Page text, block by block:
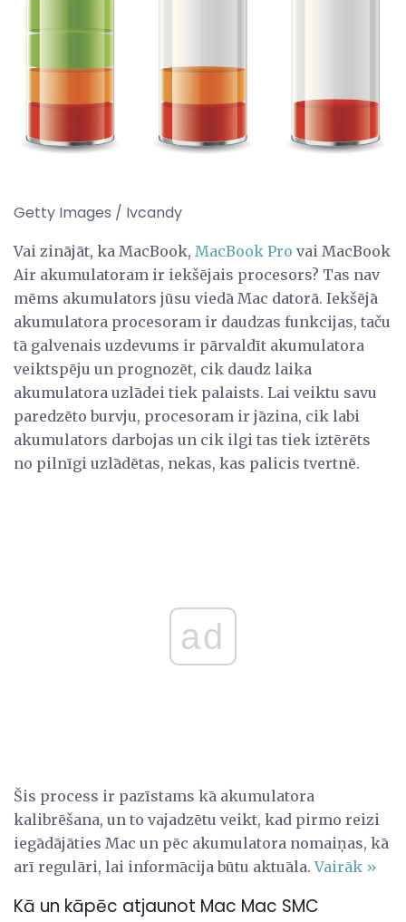
Getty Images / Ivcandy
Vai zinājāt, ka MacBook, MacBook Pro vai MacBook
Air akumulatoram ir iekšējais procesors? Tas nav
mēms akumulators jūsu viedā Mac datorā. Iekšējā
akumulatora procesoram ir daudzas funkcijas, taču
tā galvenais uzdevums ir pārvaldīt akumulatora
veiktspēju un prognozēt, cik daudz laika
akumulatora uzlādei tiek palaists. Lai veiktu savu
paredzēto burvju, procesoram ir jāzina, cik labi
akumulators darbojas un cik ilgi tas tiek iztērēts
no pilnīgi uzlādētas, nekas, kas palicis tvertnē.
ad
Šis process ir pazīstams kā akumulatora
kalibrēšana, un to vajadzētu veikt, kad pirmo reizi
iegādājāties Mac un pēc akumulatora nomaiņas, kā
arī regulāri, lai informācija būtu aktuāla.Vairāk »
Kā un kāpēc atjaunot Mac Mac SMC